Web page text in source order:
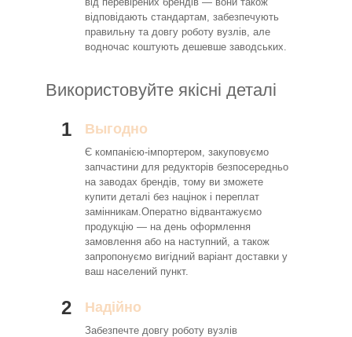
відповідають стандартам, забезпечують
правильну та довгу роботу вузлів, але
водночас коштують дешевше заводських.
Використовуйте якісні деталі
1 Выгодно
Є компанією-імпортером, закуповуємо
запчастини для редукторів безпосередньо
на заводах брендів, тому ви зможете
купити деталі без націнок і переплат
замінникам.Оператно відвантажуємо
продукцію — на день оформлення
замовлення або на наступний, а також
запропонуємо вигідний варіант доставки у
ваш населений пункт.
2 Надійно
Забезпечте довгу роботу вузлів